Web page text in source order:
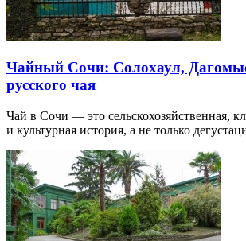
Чайный Сочи: Солохаул,
русского чая
Чай в Сочи — это сельскохозяйственная,
и культурная история, а не только